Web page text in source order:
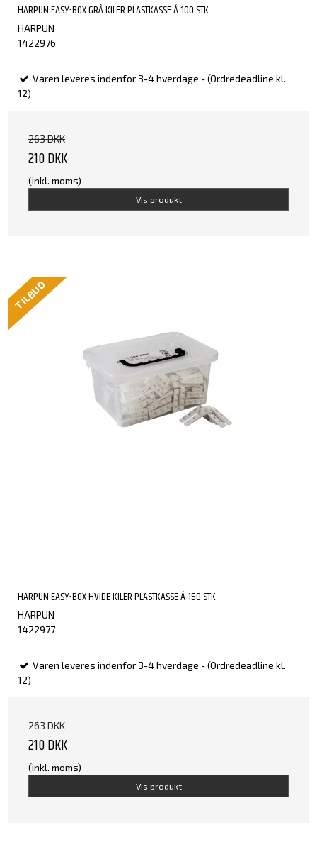
HARPUN EASY-BOX GRÅ KILER PLASTKASSE Á 100 STK
HARPUN
1422976
Varen leveres indenfor 3-4 hverdage - (Ordredeadline kl.
12)
263 DKK
210 DKK
(inkl. moms)
Vis produkt
TILBUD
HARPUN EASY-BOX HVIDE KILER PLASTKASSE Á 150 STK
HARPUN
1422977
Varen leveres indenfor 3-4 hverdage - (Ordredeadline kl.
12)
263 DKK
210 DKK
(inkl. moms)
Vis produkt